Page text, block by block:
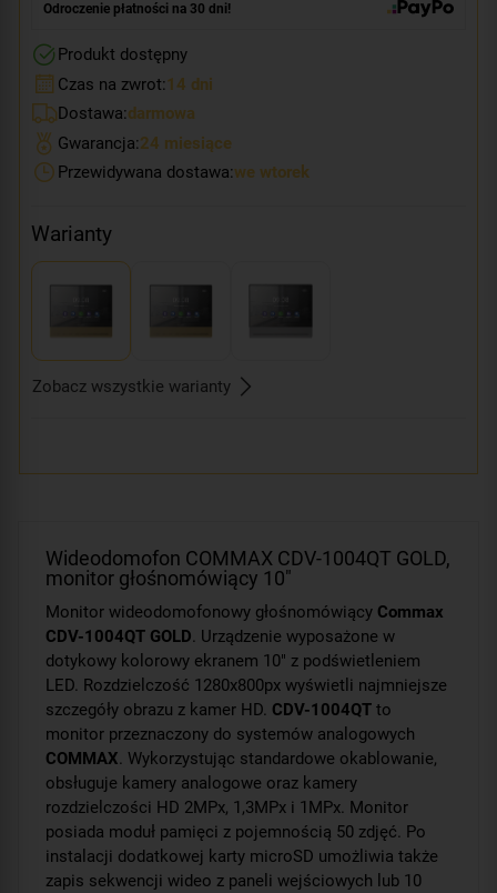
Odroczenie płatności na 30 dni!
Produkt dostępny
Czas na zwrot:14 dni
Dostawa:darmowa
Gwarancja:24 miesiące
Przewidywana dostawa:we wtorek
Warianty
Zobacz wszystkie warianty
Wideodomofon COMMAX CDV-1004QT GOLD,
monitor głośnomówiący 10"
Monitor wideodomofonowy głośnomówiący Commax
CDV-1004QT GOLD. Urządzenie wyposażone w
dotykowy kolorowy ekranem 10" z podświetleniem
LED. Rozdzielczość 1280x800px wyświetli najmniejsze
szczegóły obrazu z kamer HD. CDV-1004QT to
monitor przeznaczony do systemów analogowych
COMMAX. Wykorzystując standardowe okablowanie,
obsługuje kamery analogowe oraz kamery
rozdzielczości HD 2MPx, 1,3MPx i 1MPx. Monitor
posiada moduł pamięci z pojemnością 50 zdjęć. Po
instalacji dodatkowej karty microSD umożliwia także
zapis sekwencji wideo z paneli wejściowych lub 10